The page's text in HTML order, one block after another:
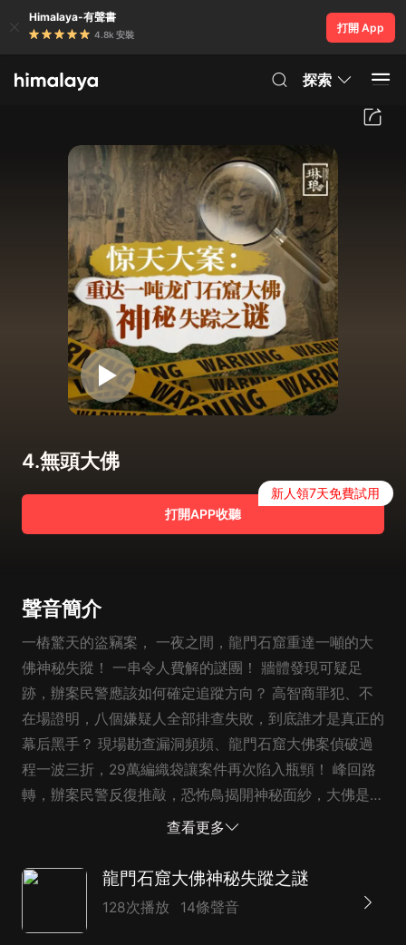
Himalaya-有聲書
4.8k 安裝
打開 App
探索
4.無頭大佛
打開APP收聽
新人領7天免費試用
聲音簡介
一樁驚天的盜竊案， 一夜之間，龍門石窟重達一噸的大
佛神秘失蹤！ 一串令人費解的謎團！ 牆體發現可疑足
跡，辦案民警應該如何確定追蹤方向？ 高智商罪犯、不
在場證明，八個嫌疑人全部排查失敗，到底誰才是真正的
幕后黑手？ 現場勘查漏洞頻頻、龍門石窟大佛案偵破過
程一波三折，29萬編織袋讓案件再次陷入瓶頸！ 峰回路
轉，辦案民警反復推敲，恐怖鳥揭開神秘面紗，大佛是否
能夠完璧歸趙？ 龍門石窟大佛神秘失蹤案，馬上為你揭
查看更多
龍門石窟大佛神秘失蹤之謎
128次播放 14條聲音